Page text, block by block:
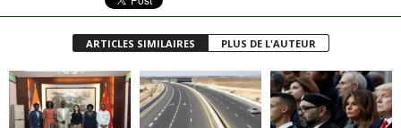
ARTICLES SIMILAIRES PLUS DE L'AUTEUR